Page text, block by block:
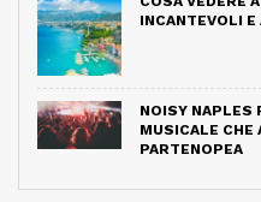
INCANTEVOLI
NOISY NAPLES
MUSICALE CHE
PARTENOPEA